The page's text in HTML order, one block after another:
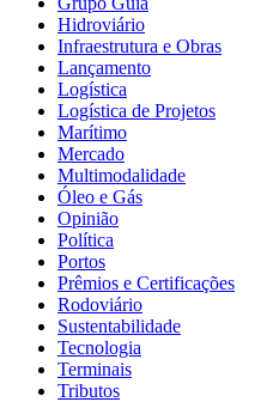
Hidroviário
Infraestrutura e Obras
Lançamento
Logística
Logística de Projetos
Marítimo
Mercado
Multimodalidade
Óleo e Gás
Opinião
Política
Portos
Prêmios e Certificações
Rodoviário
Sustentabilidade
Tecnologia
Terminais
Tributos